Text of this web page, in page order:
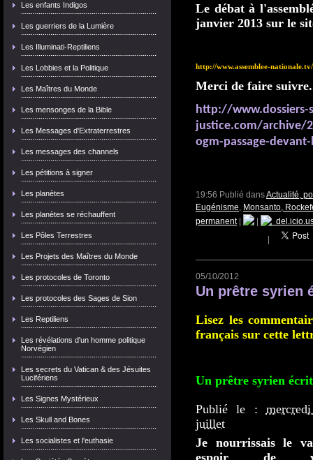
Les enfants Indigos
Les guerriers de la Lumière
Les Illuminati-Reptiliens
Les Lobbies et la Politique
Les Maîtres du Monde
Les mensonges de la Bible
Les Messages d'Extraterrestres
Les messages des channels
Les pétitions à signer
Les planètes
Les planètes se réchauffent
Les Pôles Terrestres
Les Projets des Maîtres du Monde
Les protocoles de Toronto
Les protocoles des Sages de Sion
Les Reptiliens
Les révélations d'un homme politique
Norvégien
Les secrets du Vatican & des Jésuites
Lucifériens
Les Signes Mystérieux
Les Skull and Bones
Les socialistes et l'euthasie
Le débat à
janvier 2013 sur le
http://www.assemblee-
Merci de faire
http://www.dossiers-
justice.com/archive/
ogm-passage-
19:56 Publié dansActualité,
Eugénisme Monsanto,
permanent| |
|
05/10/2012
Un prêtre syrien
Lisez les
français sur cette
Un prêtre syrien
Publié le :
juillet
Je nourrissais le
espoir de